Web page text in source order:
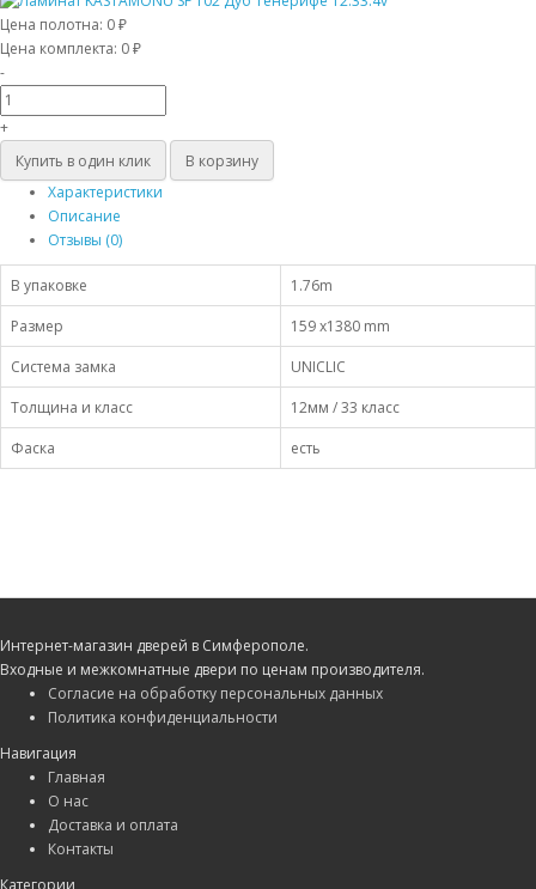
Цена полотна: 0 ₽
Цена комплекта: 0 ₽
-
+
Купить в один клик
В корзину
Характеристики
Описание
Отзывы (0)
В упаковке
1.76m
Размер
159 x1380 mm
Система замка
UNICLIC
Толщина и класс
12мм / 33 класс
Фаска
есть
Интернет-магазин дверей в Симферополе.
Входные и межкомнатные двери по ценам производителя.
Согласие на обработку персональных данных
Политика конфиденциальности
Навигация
Главная
О нас
Доставка и оплата
Контакты
Категории